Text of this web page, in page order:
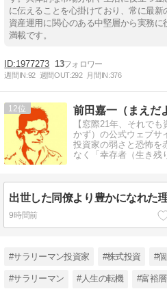
に伝えることを心掛けており、常に最新
資産運用に関心のある中堅層から実務
満載です。
1977273 13
週間IN:92 週間OUT:292 月間IN:376
12 前田嘉一（まえだ
【窓際21年、それで
かず）の公式ウェブサ
投資家の弱さと恐怖を
なく「幸存者（生き残
9時間前
#サラリーマン投資家 #株式投資 #
#サラリーマン #人生の転機 #富裕層